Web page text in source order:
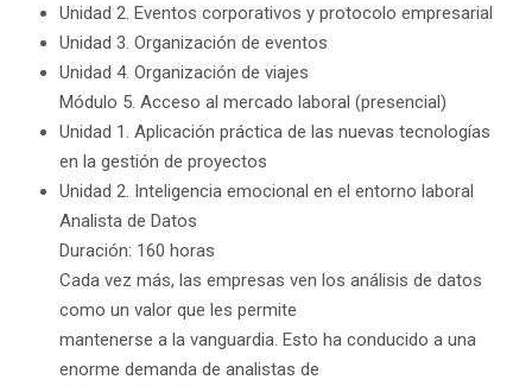
Unidad 2. Eventos corporativos y protocolo empresarial
Unidad 3. Organización de eventos
Unidad 4. Organización de viajes
Módulo 5. Acceso al mercado laboral (presencial)
Unidad 1. Aplicación práctica de las nuevas tecnologías
en la gestión de proyectos
Unidad 2. Inteligencia emocional en el entorno laboral
Analista de Datos
Duración: 160 horas
Cada vez más, las empresas ven los análisis de datos
como un valor que les permite
mantenerse a la vanguardia. Esto ha conducido a una
enorme demanda de analistas de